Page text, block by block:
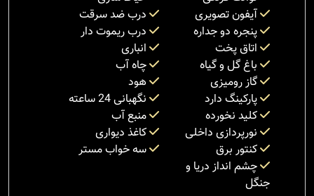
آیفون تصویری
درب ضد سرقت
پنجره دو جداره
درب ریموت دار
اتاق پخت
انباری
باغ گل و گیاه
چاه آب
گاز رومیزی
هود
پارکینگ دارد
نگهبانی 24 ساعته
کلید نخورده
منبع آب
نورپردازی داخلی
کاغذ دیواری
کنتور برق
سه خواب مستر
چشم انداز دریا و
جنگل